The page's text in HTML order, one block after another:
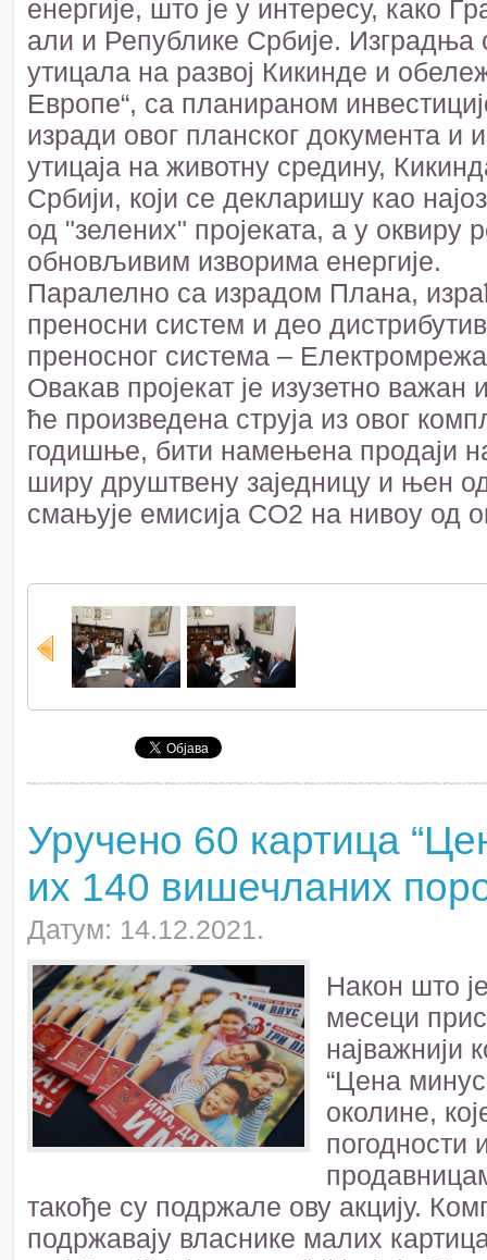
енергије, што је у интересу, како
али и Републике Србије. Изградња
утицала на развој Кикинде и
Европе“, са планираном
изради овог планског документа и
утицаја на животну средину,
Србији, који се декларишу као
од "зелених" пројеката, а у оквиру
обновљивим изворима енергије.
Паралелно са израдом Плана,
преносни систем и део
преносног система –
Овакав пројекат је изузетно
ће произведена струја из овог
годишње, бити намењена продаји
ширу друштвену заједницу и њен
смањује емисија CО2 на нивоу од
Уручено 60 картица
их 140 вишечланих
Датум: 14.12.2021.
Након што
месеци
најважнији
“Цена
околине,
погодности
такође су подржале ову акцију.
подржавају власнике малих